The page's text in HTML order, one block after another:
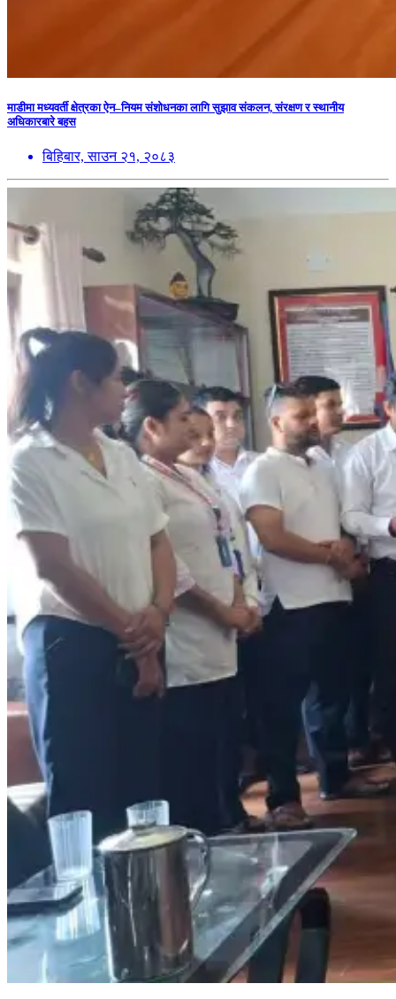
माडीमा मध्यवर्ती क्षेत्रका ऐन–नियम संशोधनका लागि सुझाव संकलन, संरक्षण र स्थानीय
अधिकारबारे बहस
बिहिबार, साउन २१, २०८३